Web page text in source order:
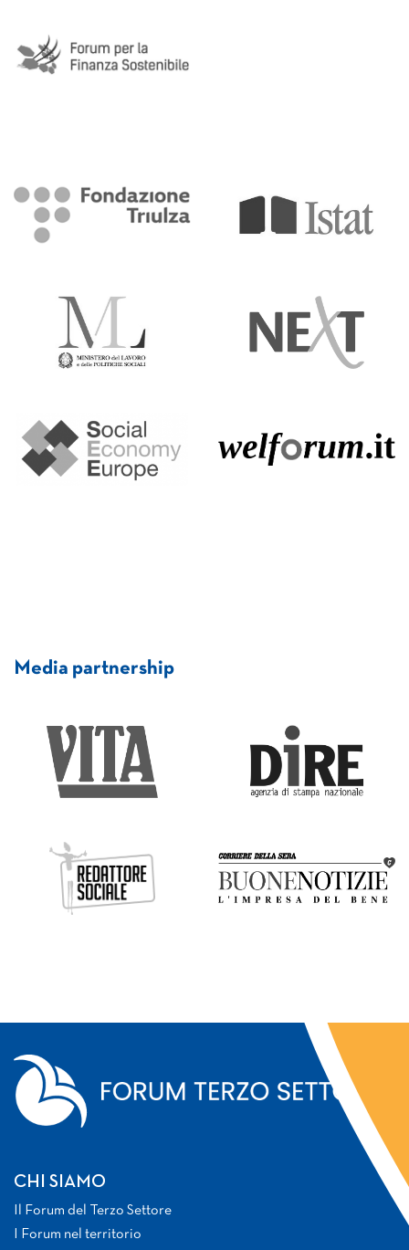
Media partnership
CHI SIAMO
Il Forum del Terzo Settore
I Forum nel territorio